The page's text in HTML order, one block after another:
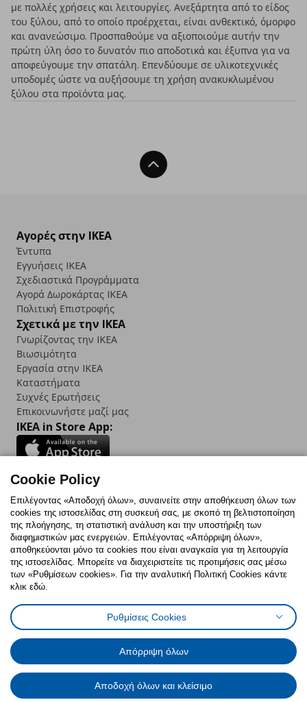
με πολλές χρήσεις και λειτουργίες. Ανεξάρτητα από το είδος
του ξύλου, από το οποίο προέρχεται, είναι ανθεκτικό, όμορφο
και ανανεώσιμο. Προσπαθούμε να αξιοποιούμε αυτήν την
πρώτη ύλη όσο το δυνατόν πιο αποδοτικά και έξυπνα για να
αποφεύγουμε την σπατάλη. Επενδύουμε σε υλικοτεχνικές
υποδομές ώστε να αυξήσουμε τη χρήση ανακυκλωμένου
ξύλου στα προϊόντα μας.
Back To Top
Αγορές στην IKEA
Έντυπα
Εγγυήσεις IKEA
Σχεδιαστικά Προγράμματα
Αγορά Δωρoκάρτας IKEA
Πολιτική Επιστροφής
Σχετικά με την IKEA
Γνωρίζοντας την IKEA
Βιωσιμότητα
Εργασία στην IKEA
Καταστήματα
Συχνές Ερωτήσεις
Επικοινωνήστε μαζί μας
IKEA in Store App:
Follow us:
FacebookInstagram
TikTokYoutubePinterestTwitter
Πολιτική CookiesΔήλωση ψηφιακής προσβασιμότητας
Ρυθμίσεις cookiesΌροι Χρήσης
Γενική Πολιτική Προσωπικών Δεδομένων
Πολιτική Προσωπικών Δεδομένων για ΙΚΕΑ.gr
Κώδικας Καταναλωτικής Δεοντολογίας
Cookie Policy
Επιλέγοντας «Αποδοχή όλων», συναινείτε στην αποθήκευση όλων των
cookies της ιστοσελίδας στη συσκευή σας, με σκοπό τη βελτιστοποίηση
της πλοήγησης, τη στατιστική ανάλυση και την υποστήριξη των
διαφημιστικών μας ενεργειών. Επιλέγοντας «Απόρριψη όλων»,
αποθηκεύονται μόνο τα cookies που είναι αναγκαία για τη λειτουργία
της ιστοσελίδας. Μπορείτε να διαχειριστείτε τις προτιμήσεις σας μέσω
των «Ρυθμίσεων cookies». Για την αναλυτική Πολιτική Cookies κάντε
κλικ εδώ.
Ρυθμίσεις Cookies
Απόρριψη όλων
Αποδοχή όλων και κλείσιμο